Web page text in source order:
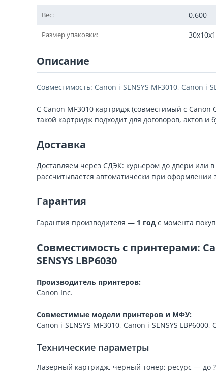
Вес: 0.600
Размер упаковки:
Описание
Совместимость: Canon i-SENSYS MF3010, Canon i-
С Canon MF3010 картридж (совместимый с
такой картридж подходит для договоров, актов и
Доставка
Доставляем через СДЭК: курьером до двери
рассчитывается автоматически при оформлении
Гарантия
Гарантия производителя — 1 год с момента
Совместимость с принтерами:
SENSYS LBP6030
Производитель принтеров:
Canon Inc.
Совместимые модели принтеров и МФУ:
Canon i-SENSYS MF3010, Canon i-SENSYS LBP6000,
Технические параметры
Лазерный картридж, черный тонер; ресурс — до